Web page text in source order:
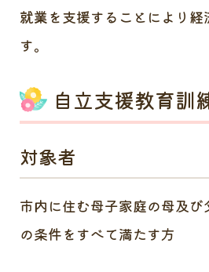
就業を支援することにより経
す。
自立支援教育訓
対象者
市内に住む母子家庭の母及
の条件をすべて満たす方